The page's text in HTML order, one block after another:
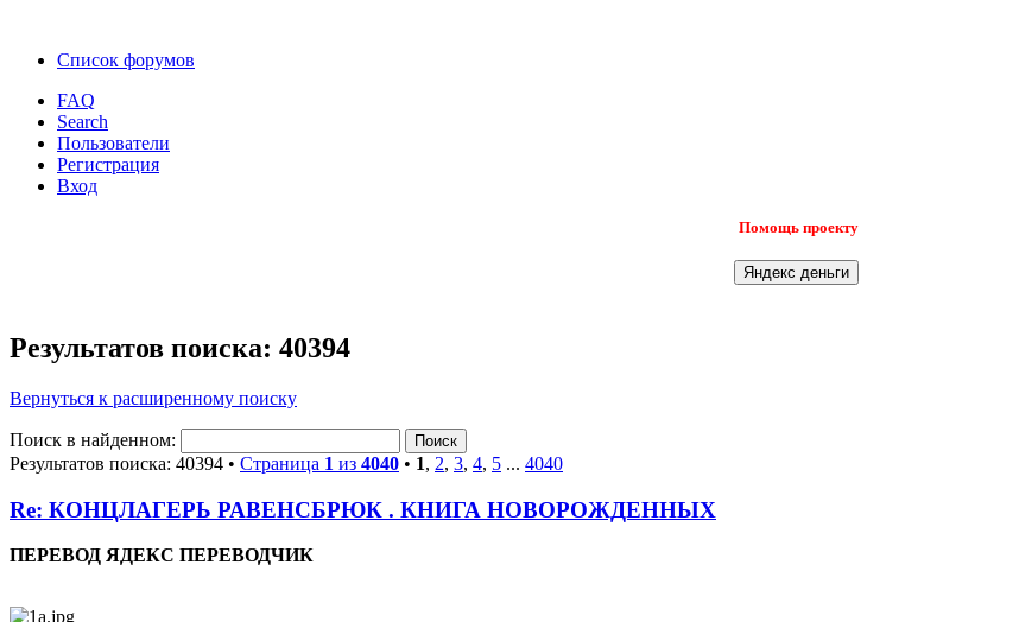
Список форумов
FAQ
Search
Пользователи
Регистрация
Вход
Помощь проекту
Результатов поиска: 40394
Вернуться к расширенному поиску
Поиск в найденном:
Результатов поиска: 40394 • Страница 1 из 4040 • 1, 2, 3, 4, 5 ... 4040
Re: КОНЦЛАГЕРЬ РАВЕНСБРЮК . КНИГА НОВОРОЖДЕННЫХ
ПЕРЕВОД ЯДЕКС ПЕРЕВОДЧИК